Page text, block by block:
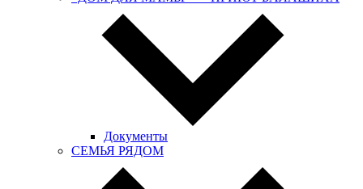
Документы
СЕМЬЯ РЯДОМ